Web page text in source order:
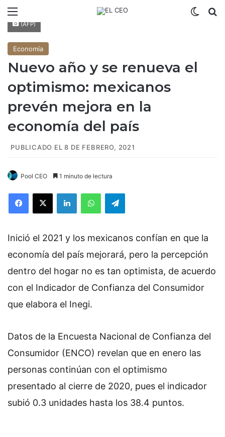
(AFP)
Economía
Nuevo año y se renueva el
optimismo: mexicanos
prevén mejora en la
economía del país
PUBLICADO EL 8 DE FEBRERO, 2021
Pool CEO 1 minuto de lectura
Inició el 2021 y los mexicanos confían en que la
economía del país mejorará, pero la percepción
dentro del hogar no es tan optimista, de acuerdo
con el Indicador de Confianza del Consumidor
que elabora el Inegi.
Datos de la Encuesta Nacional de Confianza del
Consumidor (ENCO) revelan que en enero las
personas continúan con el optimismo
presentado al cierre de 2020, pues el indicador
subió 0.3 unidades hasta los 38.4 puntos.